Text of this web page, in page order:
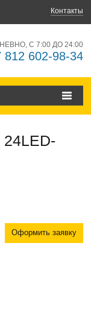
Контакты
С 7:00 ДО 24:00
812 602-98-34
24LED-
Оформить заявку